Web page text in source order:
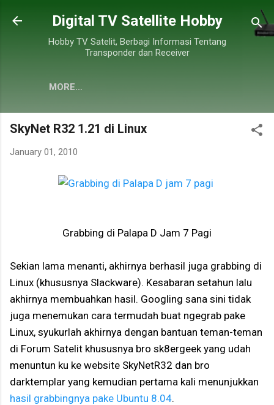
Skip to main content
Digital TV Satellite Hobby
Hobby TV Satelit, Berbagi Informasi Tentang
Transponder dan Receiver
MORE…
SkyNet R32 1.21 di Linux
January 01, 2010
Grabbing di Palapa D Jam 7 Pagi
Sekian lama menanti, akhirnya berhasil juga grabbing di
Linux (khususnya Slackware). Kesabaran setahun lalu
akhirnya membuahkan hasil. Googling sana sini tidak
juga menemukan cara termudah buat ngegrab pake
Linux, syukurlah akhirnya dengan bantuan teman-teman
di Forum Satelit khususnya bro sk8ergeek yang udah
menuntun ku ke website SkyNetR32 dan bro
darktemplar yang kemudian pertama kali menunjukkan
hasil grabbingnya pake Ubuntu 8.04.